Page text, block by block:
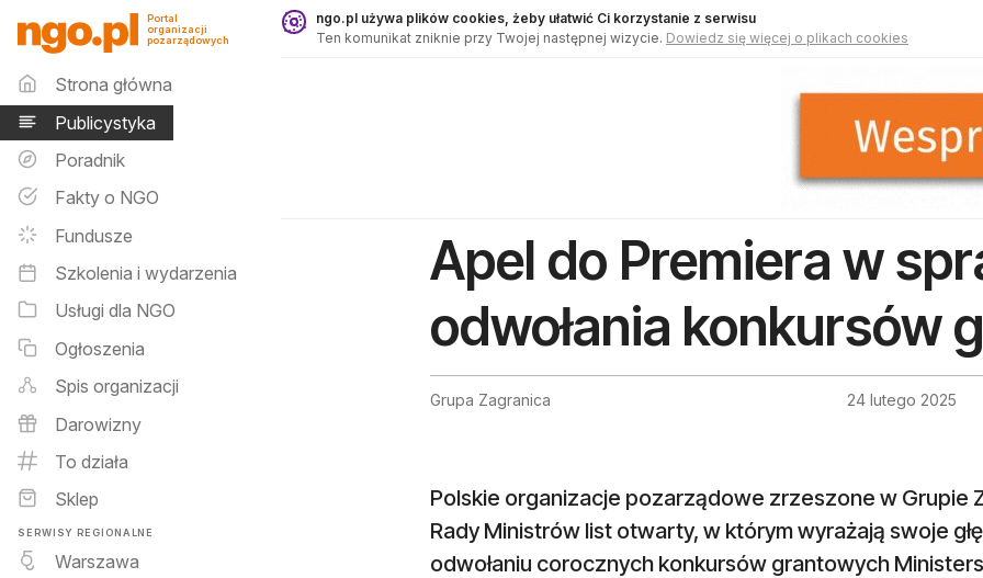
Publicystyka - ngo.pl
Portal
organizacji
pozarządowych
Menu główne
Strona główna
Publicystyka
Poradnik
Fakty o NGO
Fundusze
Szkolenia i wydarzenia
Usługi dla NGO
Ogłoszenia
Spis organizacji
Darowizny
To działa
Sklep
SERWISY REGIONALNE
Warszawa
ngo.pl używa plików cookies, żeby ułatwić Ci korzystanie z serwisu
Ten komunikat zniknie przy Twojej następnej wizycie. Dowiedz się więcej o plikach cookies
Apel do Premiera w
odwołania konkursów
Grupa Zagranica 24 lutego 2025
Polskie organizacje pozarządowe zrzeszone w Grupie
Rady Ministrów list otwarty, w którym wyrażają swoje
odwołaniu corocznych konkursów grantowych